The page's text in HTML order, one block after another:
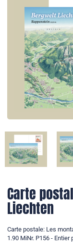
Carte
Liechten
Carte postale: Les
1.90 MiNr. P156 -